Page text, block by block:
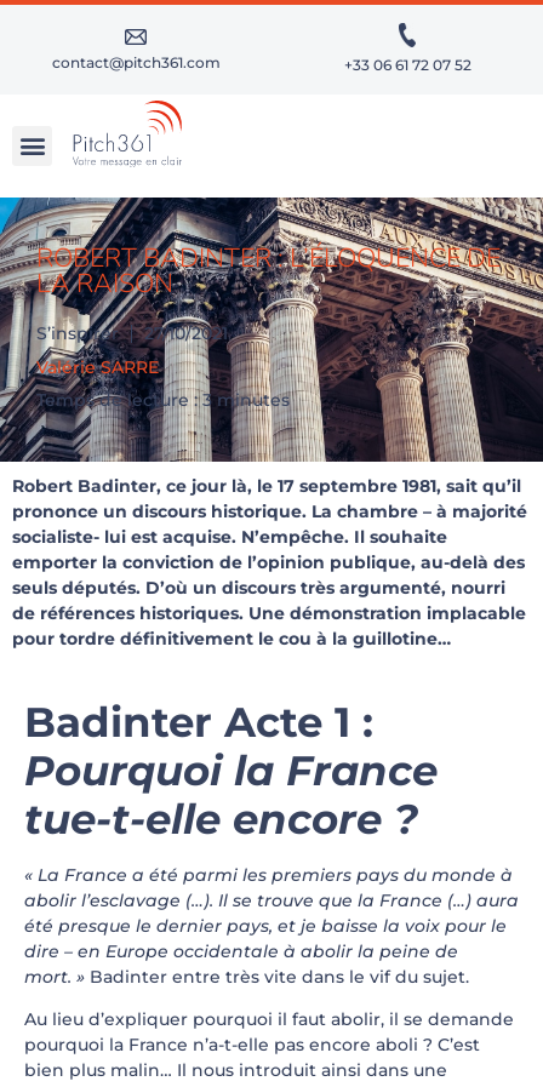
contact@pitch361.com +33 06 61 72 07 52
ROBERT BADINTER : L’ÉLOQUENCE DE
LA RAISON
S’inspirer
27/10/2021
Valérie SARRE
Temps de lecture : 3 minutes
Robert Badinter, ce jour là, le 17 septembre 1981, sait qu’il
prononce un discours historique. La chambre – à majorité
socialiste- lui est acquise. N’empêche. Il souhaite
emporter la conviction de l’opinion publique, au-delà des
seuls députés. D’où un discours très argumenté, nourri
de références historiques. Une démonstration implacable
pour tordre définitivement le cou à la guillotine…
Badinter Acte 1 :
Pourquoi la France
tue-t-elle encore ?
« La France a été parmi les premiers pays du monde à
abolir l’esclavage (…). Il se trouve que la France (…) aura
été presque le dernier pays, et je baisse la voix pour le
dire – en Europe occidentale à abolir la peine de
mort. » Badinter entre très vite dans le vif du sujet.
Au lieu d’expliquer pourquoi il faut abolir, il se demande
pourquoi la France n’a-t-elle pas encore aboli ? C’est
bien plus malin… Il nous introduit ainsi dans une